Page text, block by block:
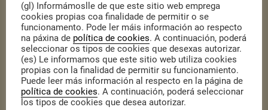
Descargar
Esta guía presenta os diferentes aspectos da organización interna
dunha cooperativa. Ofrece criterios a tomar en conta para deseñar
un modelo propio adaptado a cada
(gl) Informámoslle de que este sitio web emprega
cookies propias coa finalidade de permitir o se
funcionamento. Pode ler máis información ao respecto
na páxina de política de cookies. A continuación, poderá
seleccionar os tipos de cookies que desexas autorizar.
(es) Le informamos que este sitio web utiliza cookies
propias con la finalidad de permitir su funcionamiento.
Puede leer más información al respecto en la página de
política de cookies. A continuación, poderá seleccionar
los tipos de cookies que desea autorizar.